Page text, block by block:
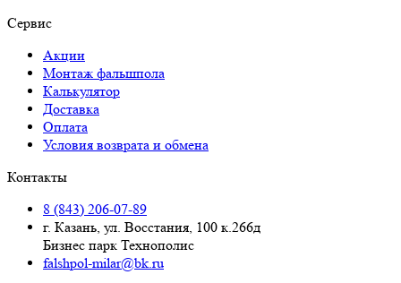
Сервис
Акции
Монтаж фальшпола
Калькулятор
Доставка
Оплата
Условия возврата и обмена
Контакты
8 (843) 206-07-89
г. Казань, ул. Восстания, 100 к.266д
Бизнес парк Технополис
falshpol-milar@bk.ru